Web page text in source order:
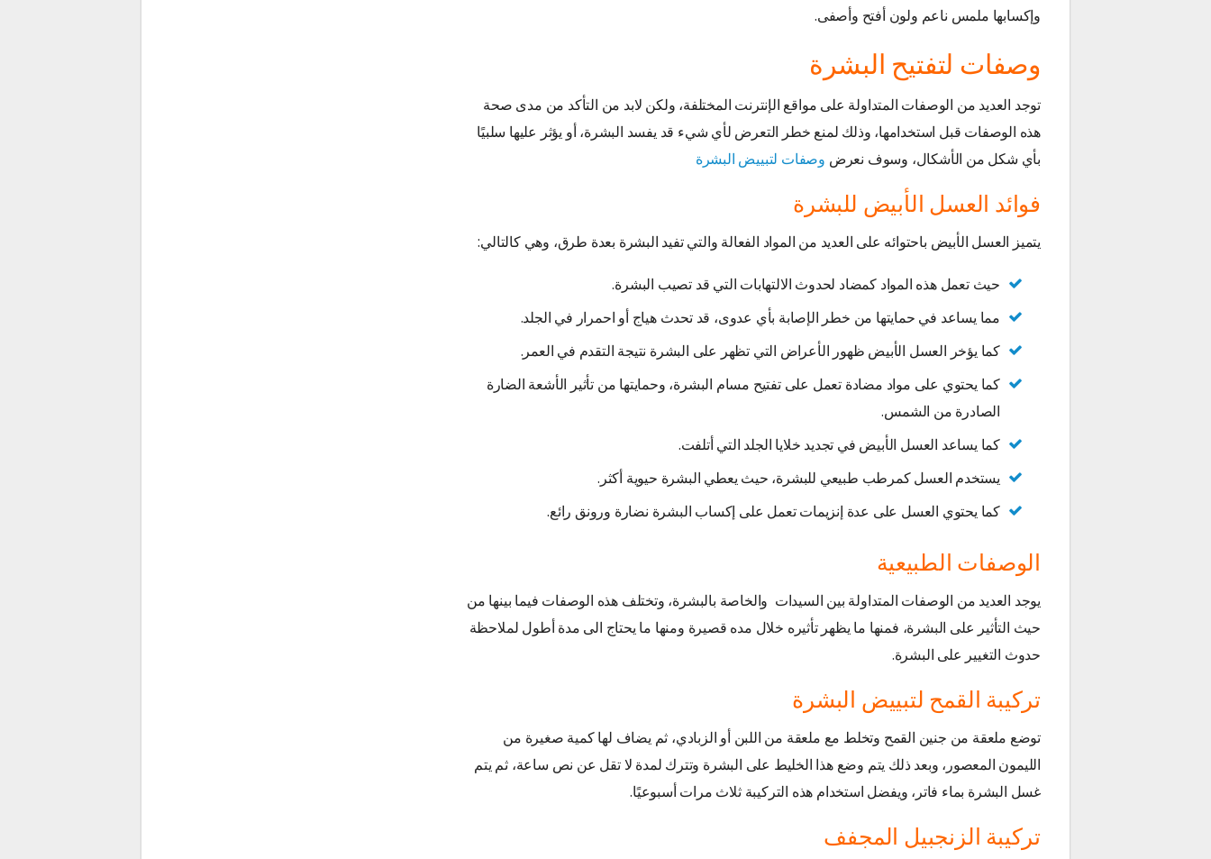
وإكسابها ملمس ناعم ولون أفتح وأصفى.
وصفات لتفتيح البشرة
توجد العديد من الوصفات المتداولة على مواقع الإنترنت المختلفة، ولكن لابد من التأكد من مدى صحة
هذه الوصفات قبل استخدامها، وذلك لمنع خطر التعرض لأي شيء قد يفسد البشرة، أو يؤثر عليها سلبيًا
بأي شكل من الأشكال، وسوف نعرض وصفات لتبييض البشرة
فوائد العسل الأبيض للبشرة
يتميز العسل الأبيض باحتوائه على العديد من المواد الفعالة والتي تفيد البشرة بعدة طرق، وهي كالتالي:
حيث تعمل هذه المواد كمضاد لحدوث الالتهابات التي قد تصيب البشرة.
مما يساعد في حمايتها من خطر الإصابة بأي عدوى، قد تحدث هياج أو احمرار في الجلد.
كما يؤخر العسل الأبيض ظهور الأعراض التي تظهر على البشرة نتيجة التقدم في العمر.
كما يحتوي على مواد مضادة تعمل على تفتيح مسام البشرة، وحمايتها من تأثير الأشعة الضارة
الصادرة من الشمس.
كما يساعد العسل الأبيض في تجديد خلايا الجلد التي أتلفت.
يستخدم العسل كمرطب طبيعي للبشرة، حيث يعطي البشرة حيوية أكثر.
كما يحتوي العسل على عدة إنزيمات تعمل على إكساب البشرة نضارة ورونق رائع.
الوصفات الطبيعية
يوجد العديد من الوصفات المتداولة بين السيدات والخاصة بالبشرة، وتختلف هذه الوصفات فيما بينها من
حيث التأثير على البشرة، فمنها ما يظهر تأثيره خلال مده قصيرة ومنها ما يحتاج الى مدة أطول لملاحظة
حدوث التغيير على البشرة.
تركيبة القمح لتبييض البشرة
توضع ملعقة من جنين القمح وتخلط مع ملعقة من اللبن أو الزبادي، ثم يضاف لها كمية صغيرة من
الليمون المعصور، وبعد ذلك يتم وضع هذا الخليط على البشرة وتترك لمدة لا تقل عن نص ساعة، ثم يتم
غسل البشرة بماء فاتر، ويفضل استخدام هذه التركيبة ثلاث مرات أسبوعيًا.
تركيبة الزنجبيل المجفف